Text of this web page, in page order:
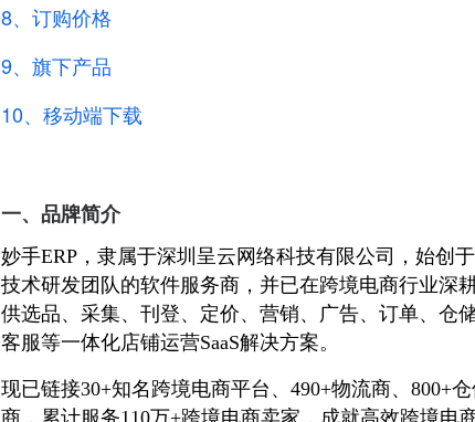
8、订购价格
9、 旗下产品
10、移动端下载
一、品牌简介
妙手ERP，隶属于深圳呈云网络科技有限公司，始创
技术研发团队的软件服务商，并已在跨境电商行业深
供选品、采集、刊登、定价、营销、广告、订单、仓
客服等一体化店铺运营SaaS解决方案。
现已链接30+知名跨境电商平台、490+物流商、800+
商，累计服务110万+跨境电商卖家，成就高效跨境电商